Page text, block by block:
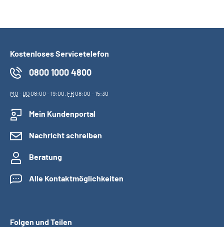
Kostenloses Servicetelefon
0800 1000 4800
MO- DO08:00 - 19:00, FR08:00 - 15:30
Mein Kundenportal
Nachricht schreiben
Beratung
Alle Kontaktmöglichkeiten
Folgen und Teilen